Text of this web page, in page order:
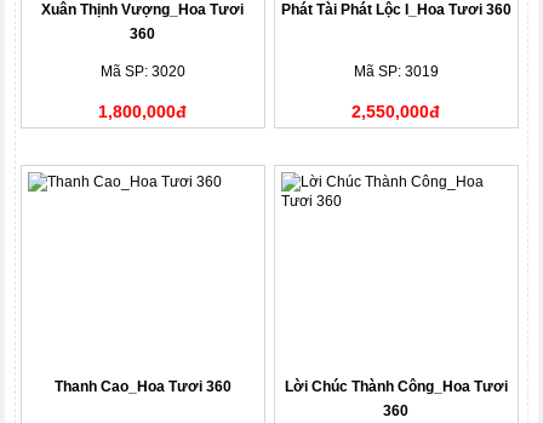
Xuân Thịnh Vượng_Hoa Tươi
360
Mã SP: 3020
1,800,000đ
Phát Tài Phát Lộc I_Hoa Tươi 360
Mã SP: 3019
2,550,000đ
Thanh Cao_Hoa Tươi 360
Lời Chúc Thành Công_Hoa Tươi
360